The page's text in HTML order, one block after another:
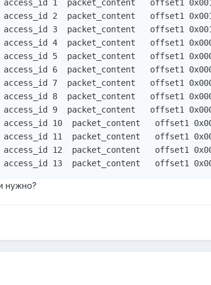
1  packet_content   offset1
2  packet_content   offset1
3  packet_content   offset1
4  packet_content   offset1
5  packet_content   offset1
6  packet_content   offset1
7  packet_content   offset1
8  packet_content   offset1
9  packet_content   offset1
10  packet_content   offset1
11  packet_content   offset1
12  packet_content   offset1
13  packet_content   offset1
нужно?